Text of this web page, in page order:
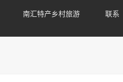
南汇特产乡村旅游 联系